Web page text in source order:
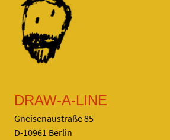
DRAW-A-LINE
Gneisenaustraße 85
D-10961 Berlin